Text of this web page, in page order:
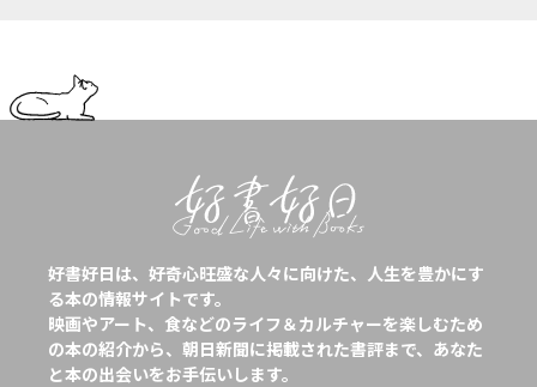
好書好日は、好奇心旺盛な人々に向けた、人生を豊かにす
る本の情報サイトです。
映画やアート、食などのライフ＆カルチャーを楽しむため
の本の紹介から、朝日新聞に掲載された書評まで、あなた
と本の出会いをお手伝いします。